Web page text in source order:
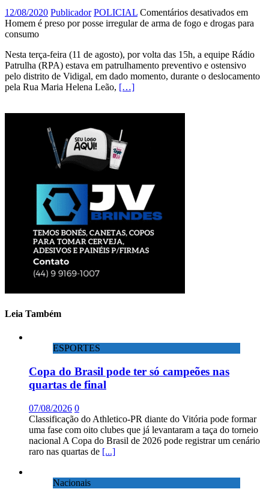
12/08/2020 Publicador POLICIAL Comentários desativados em
Homem é preso por posse irregular de arma de fogo e drogas para
consumo
Nesta terça-feira (11 de agosto), por volta das 15h, a equipe Rádio
Patrulha (RPA) estava em patrulhamento preventivo e ostensivo
pelo distrito de Vidigal, em dado momento, durante o deslocamento
pela Rua Maria Helena Leão, […]
Leia Também
ESPORTES
Copa do Brasil pode ter só campeões nas
quartas de final
07/08/2026 0
Classificação do Athletico-PR diante do Vitória pode formar
uma fase com oito clubes que já levantaram a taça do torneio
nacional A Copa do Brasil de 2026 pode registrar um cenário
raro nas quartas de [...]
Nacionais